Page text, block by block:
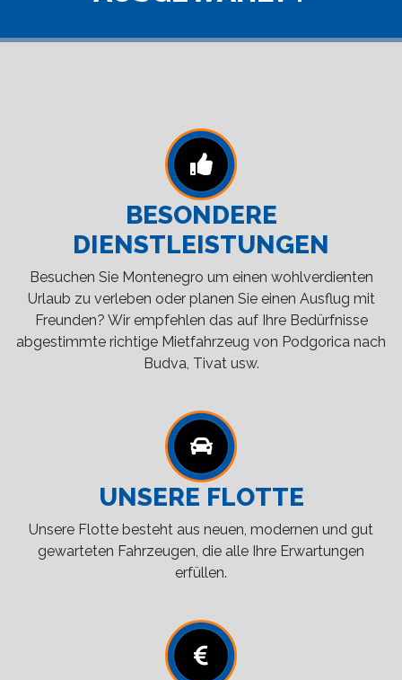
BESONDERE
DIENSTLEISTUNGEN
Besuchen Sie Montenegro um einen wohlverdienten
Urlaub zu verleben oder planen Sie einen Ausflug mit
Freunden? Wir empfehlen das auf Ihre Bedürfnisse
abgestimmte richtige Mietfahrzeug von Podgorica nach
Budva, Tivat usw.
UNSERE FLOTTE
Unsere Flotte besteht aus neuen, modernen und gut
gewarteten Fahrzeugen, die alle Ihre Erwartungen
erfüllen.